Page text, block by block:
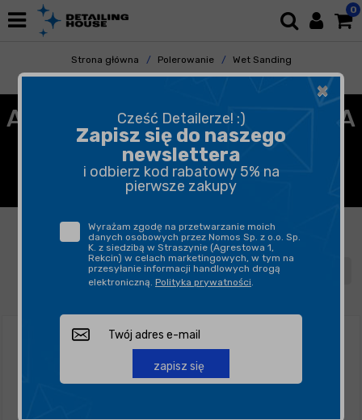
0
Strona główna Polerowanie
Wet Sanding
Akcesoria
AKCESORIA DO POLEROWANIA
LAKIERU SAMOCHODU NA
MOKRO
FILTROWANIE SORTUJ
1
×
Cześć Detailerze! :)
Zapisz się do naszego
newslettera
i odbierz kod rabatowy 5% na
pierwsze zakupy
Wyrażam zgodę na przetwarzanie moich
danych osobowych przez Nomos Sp. z o.o. Sp.
K. z siedzibą w Straszynie (Agrestowa 1,
Rekcin) w celach marketingowych, w tym na
przesyłanie informacji handlowych drogą
elektroniczną. Polityka prywatności.
zapisz się